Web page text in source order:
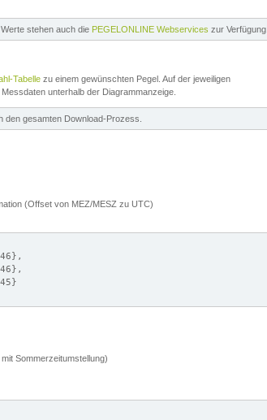
stehen auch die PEGELONLINE Webservices zur Verfügung.
Tabelle zu einem gewünschten Pegel. Auf der jeweiligen
unterhalb der Diagrammanzeige.
den gesamten Download-Prozess.
(Offset von MEZ/MESZ zu UTC)
Sommerzeitumstellung)